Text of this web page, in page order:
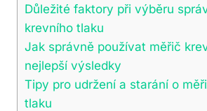
Důležité faktory při výběru
krevního tlaku
Jak správně používat měřič
nejlepší výsledky
Tipy pro udržení a starání o
tlaku